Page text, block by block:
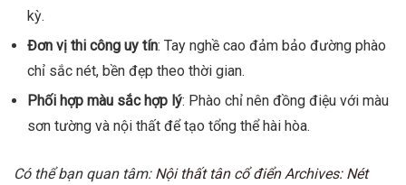
kỳ.
Đơn vị thi công uy tín: Tay nghề cao đảm bảo đường phào
chỉ sắc nét, bền đẹp theo thời gian.
Phối hợp màu sắc hợp lý: Phào chỉ nên đồng điệu với màu
sơn tường và nội thất để tạo tổng thể hài hòa.
Có thể bạn quan tâm: Nội thất tân cổ điển Archives: Nét